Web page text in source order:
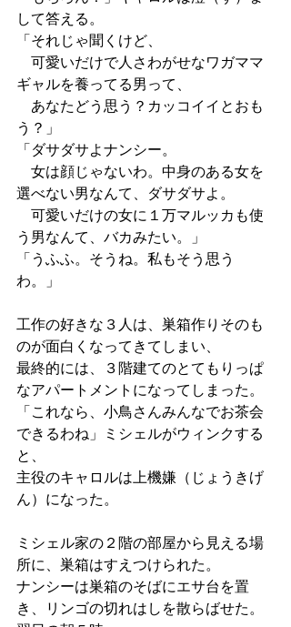
して答える。
「それじゃ聞くけど、
可愛いだけで人さわがせなワガママ
ギャルを養ってる男って、
あなたどう思う？カッコイイとおも
う？」
「ダサダサよナンシー。
女は顔じゃないわ。中身のある女を
選べない男なんて、ダサダサよ。
可愛いだけの女に１万マルッカも使
う男なんて、バカみたい。」
「うふふ。そうね。私もそう思う
わ。」
工作の好きな３人は、巣箱作りそのも
のが面白くなってきてしまい、
最終的には、３階建てのとてもりっぱ
なアパートメントになってしまった。
「これなら、小鳥さんみんなでお茶会
できるわね」ミシェルがウィンクする
と、
主役のキャロルは上機嫌（じょうきげ
ん）になった。
ミシェル家の２階の部屋から見える場
所に、巣箱はすえつけられた。
ナンシーは巣箱のそばにエサ台を置
き、リンゴの切れはしを散らばせた。